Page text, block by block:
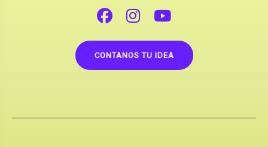
CONTANOS TU IDEA